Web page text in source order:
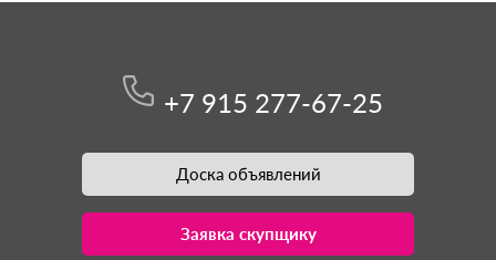
+7 915 277-67-25
Доска объявлений
Заявка скупщику